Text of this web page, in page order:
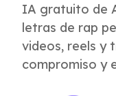
IA gratuito de
letras de rap
videos, reels y
compromiso y